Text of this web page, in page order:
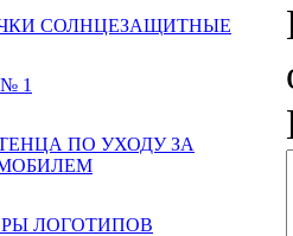
СОЛНЦЕЗАЩИТНЫЕ
1
ПО УХОДУ ЗА
ЛОГОТИПОВ